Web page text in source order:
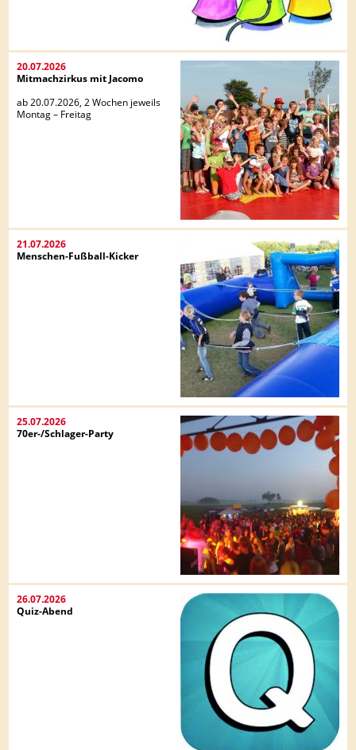
20.07.2026
Mitmachzirkus mit Jacomo
ab 20.07.2026, 2 Wochen jeweils
Montag – Freitag
21.07.2026
Menschen-Fußball-Kicker
25.07.2026
70er-/Schlager-Party
26.07.2026
Quiz-Abend